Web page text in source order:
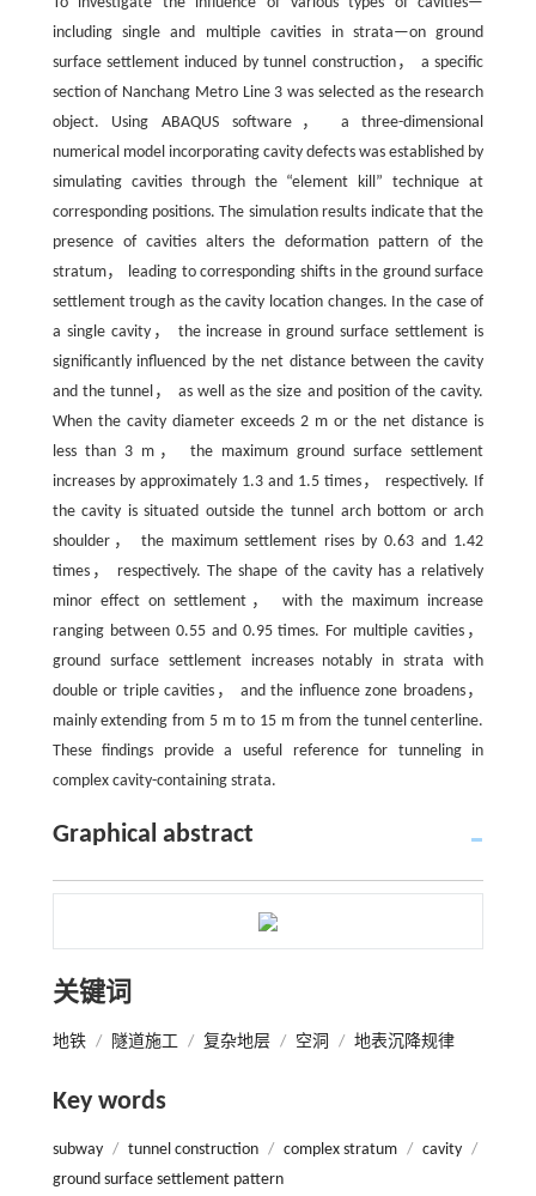
including single and multiple cavities in strata—on ground
surface settlement induced by tunnel construction， a specific
section of Nanchang Metro Line 3 was selected as the research
object. Using ABAQUS software， a three-dimensional
numerical model incorporating cavity defects was established by
simulating cavities through the “element kill” technique at
corresponding positions. The simulation results indicate that the
presence of cavities alters the deformation pattern of the
stratum， leading to corresponding shifts in the ground surface
settlement trough as the cavity location changes. In the case of
a single cavity， the increase in ground surface settlement is
significantly influenced by the net distance between the cavity
and the tunnel， as well as the size and position of the cavity.
When the cavity diameter exceeds 2 m or the net distance is
less than 3 m， the maximum ground surface settlement
increases by approximately 1.3 and 1.5 times， respectively. If
the cavity is situated outside the tunnel arch bottom or arch
shoulder， the maximum settlement rises by 0.63 and 1.42
times， respectively. The shape of the cavity has a relatively
minor effect on settlement， with the maximum increase
ranging between 0.55 and 0.95 times. For multiple cavities，
ground surface settlement increases notably in strata with
double or triple cavities， and the influence zone broadens，
mainly extending from 5 m to 15 m from the tunnel centerline.
These findings provide a useful reference for tunneling in
complex cavity-containing strata.
Graphical abstract
关键词
地铁 / 隧道施工 / 复杂地层 / 空洞 / 地表沉降规律
Key words
subway / tunnel construction / complex stratum / cavity /
ground surface settlement pattern